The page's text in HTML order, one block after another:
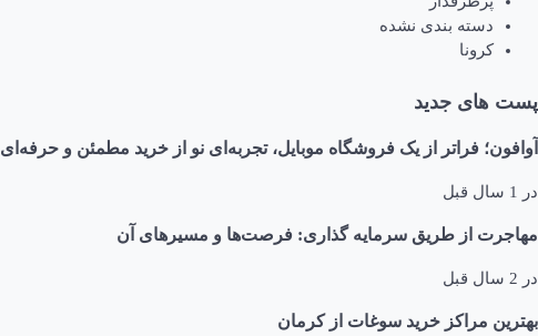
دسته بندی نشده
کرونا
پست های جدید
آوافون؛ فراتر از یک فروشگاه موبایل، تجربه‌ای نو از خرید مطمئن و حرفه‌ای
در 1 سال قبل
مهاجرت از طریق سرمایه گذاری: فرصت‌ها و مسیرهای آن
در 2 سال قبل
بهترین مراکز خرید سوغات از کرمان